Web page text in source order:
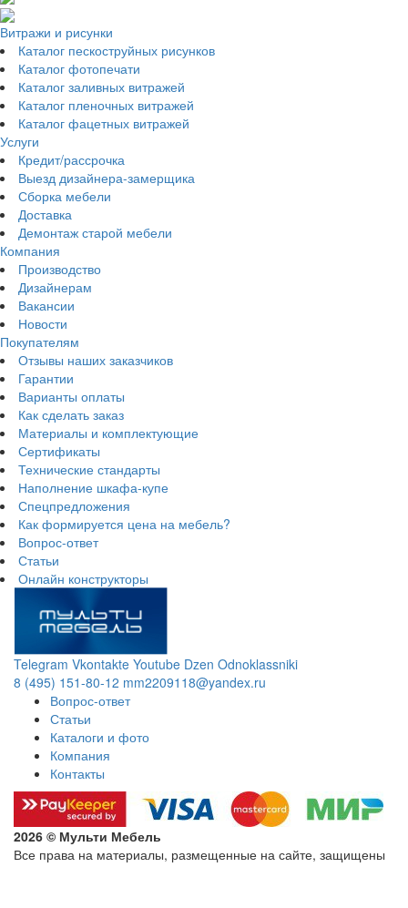
Витражи и рисунки
Каталог пескоструйных рисунков
Каталог фотопечати
Каталог заливных витражей
Каталог пленочных витражей
Каталог фацетных витражей
Услуги
Кредит/рассрочка
Выезд дизайнера-замерщика
Сборка мебели
Доставка
Демонтаж старой мебели
Компания
Производство
Дизайнерам
Вакансии
Новости
Покупателям
Отзывы наших заказчиков
Гарантии
Варианты оплаты
Как сделать заказ
Материалы и комплектующие
Сертификаты
Технические стандарты
Наполнение шкафа-купе
Спецпредложения
Как формируется цена на мебель?
Вопрос-ответ
Статьи
Онлайн конструкторы
Telegram Vkontakte Youtube Dzen Odnoklassniki
8 (495) 151-80-12 mm2209118@yandex.ru
Вопрос-ответ
Статьи
Каталоги и фото
Компания
Контакты
2026 © Мульти Мебель
Все права на материалы, размещенные на сайте, защищены